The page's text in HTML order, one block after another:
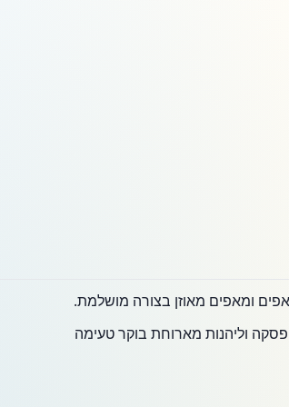
ומאפים מאוזן בצורה מושלמת.
וליהנות מארוחת בוקר טעימה